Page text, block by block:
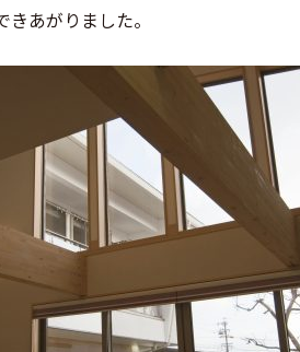
あがりました。